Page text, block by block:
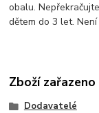
obalu.
dětem do 3 let.
Zboží
Dodavatelé